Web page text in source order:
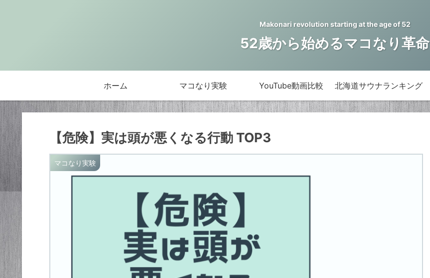
Makonari revolution starting at the age of 52
52歳から始めるマコなり革命
ホーム マコなり実験 YouTube動画比較 北海道サウナランキング
【危険】実は頭が悪くなる行動 TOP3
マコなり実験